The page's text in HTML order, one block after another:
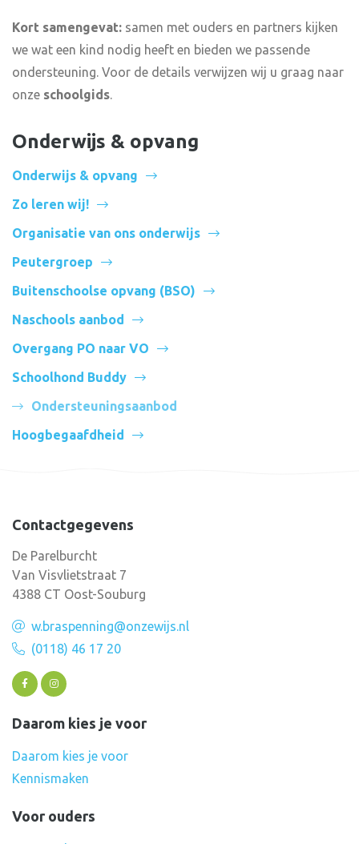
Kort samengevat: samen met ouders en partners kijken
we wat een kind nodig heeft en bieden we passende
ondersteuning. Voor de details verwijzen wij u graag naar
onze schoolgids.
Onderwijs & opvang
Onderwijs & opvang
Zo leren wij!
Organisatie van ons onderwijs
Peutergroep
Buitenschoolse opvang (BSO)
Naschools aanbod
Overgang PO naar VO
Schoolhond Buddy
Ondersteuningsaanbod
Hoogbegaafdheid
Contactgegevens
De Parelburcht
Van Visvlietstraat 7
4388 CT Oost-Souburg
w.braspenning@onzewijs.nl
(0118) 46 17 20
Daarom kies je voor
Daarom kies je voor
Kennismaken
Voor ouders